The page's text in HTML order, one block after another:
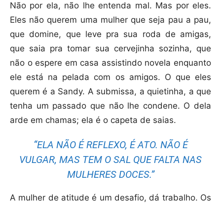
Não por ela, não lhe entenda mal. Mas por eles.
Eles não querem uma mulher que seja pau a pau,
que domine, que leve pra sua roda de amigas,
que saia pra tomar sua cervejinha sozinha, que
não o espere em casa assistindo novela enquanto
ele está na pelada com os amigos. O que eles
querem é a Sandy. A submissa, a quietinha, a que
tenha um passado que não lhe condene. O dela
arde em chamas; ela é o capeta de saias.
“ELA NÃO É REFLEXO, É ATO. NÃO É
VULGAR, MAS TEM O SAL QUE FALTA NAS
MULHERES DOCES.”
A mulher de atitude é um desafio, dá trabalho. Os